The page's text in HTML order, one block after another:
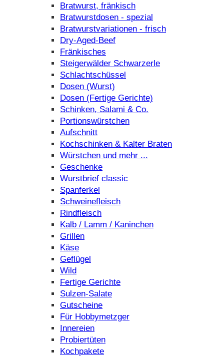
Bratwurst, fränkisch
Bratwurst­dosen - spezial
Bratwurst­variationen - frisch
Dry-Aged-Beef
Fränkisches
Steigerwälder Schwarzerle
Schlacht­schüssel
Dosen (Wurst)
Dosen (Fertige Gerichte)
Schinken, Salami & Co.
Portions­würstchen
Aufschnitt
Kochschinken & Kalter Braten
Würstchen und mehr ...
Geschenke
Wurstbrief classic
Spanferkel
Schweine­fleisch
Rindfleisch
Kalb / Lamm / Kaninchen
Grillen
Käse
Geflügel
Wild
Fertige Gerichte
Sulzen-Salate
Gutscheine
Für Hobbymetzger
Innereien
Probiertüten
Kochpakete